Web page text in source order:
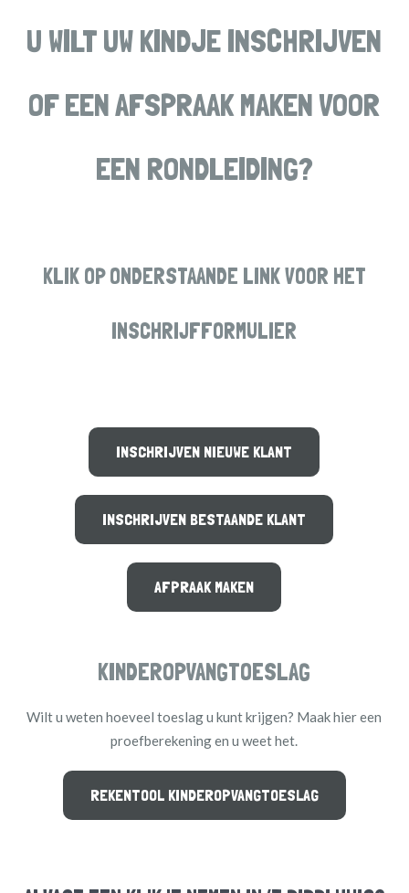
U WILT UW KINDJE INSCHRIJVEN
OF EEN AFSPRAAK MAKEN VOOR
EEN RONDLEIDING?
KLIK OP ONDERSTAANDE LINK VOOR HET
INSCHRIJFFORMULIER
INSCHRIJVEN NIEUWE KLANT
INSCHRIJVEN BESTAANDE KLANT
AFPRAAK MAKEN
KINDEROPVANGTOESLAG
Wilt u weten hoeveel toeslag u kunt krijgen? Maak hier een
proefberekening en u weet het.
REKENTOOL KINDEROPVANGTOESLAG